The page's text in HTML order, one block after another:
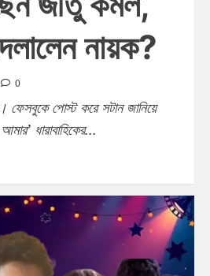
নায়ক?
0
পোস্ট করে সটান জানিয়ে
ধারাবাহিকের...